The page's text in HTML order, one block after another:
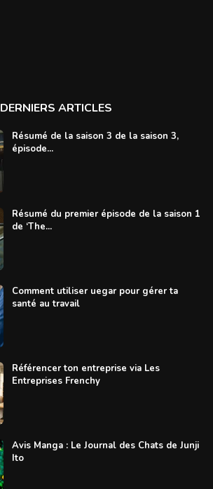
DERNIERS ARTICLES
Résumé de la saison 3 de la saison 3,
épisode...
Résumé du premier épisode de la saison 1
de ‘The...
Comment utiliser uegar pour gérer ta
santé au travail
Référencer ton entreprise via Les
Entreprises Frenchy
Avis Manga : Le Journal des Chats de Junji
Ito